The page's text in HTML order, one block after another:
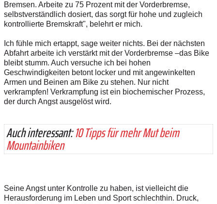
Bremsen. Arbeite zu 75 Prozent mit der Vorderbremse,
selbstverständlich dosiert, das sorgt für hohe und zugleich
kontrollierte Bremskraft", belehrt er mich.
Ich fühle mich ertappt, sage weiter nichts. Bei der nächsten
Abfahrt arbeite ich verstärkt mit der Vorderbremse –das Bike
bleibt stumm. Auch versuche ich bei hohen
Geschwindigkeiten betont locker und mit angewinkelten
Armen und Beinen am Bike zu stehen. Nur nicht
verkrampfen! Verkrampfung ist ein biochemischer Prozess,
der durch Angst ausgelöst wird.
Auch interessant:10 Tipps für mehr Mut beim
Mountainbiken
Seine Angst unter Kontrolle zu haben, ist vielleicht die
Herausforderung im Leben und Sport schlechthin. Druck,